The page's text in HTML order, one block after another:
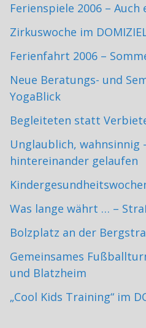
Ferienspiele 2006 –
Zirkuswoche im
Ferienfahrt 2006 –
Neue Beratungs- und
YogaBlick
Begleiteten statt
Unglaublich, wahnsinnig
hintereinander gelaufen
Was lange währt … –
Bolzplatz an der
Gemeinsames
und Blatzheim
„Cool Kids Training“ im